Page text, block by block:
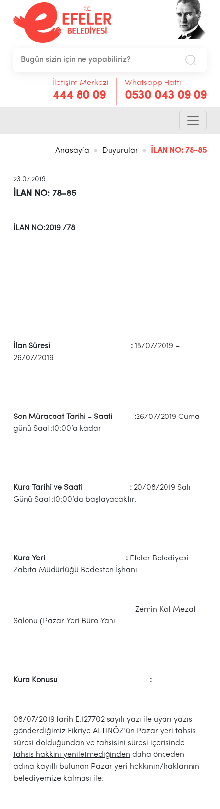
İletişim Merkezi
444 80 09
Whatsapp Hattı
0530 043 09 09
Anasayfa Duyurular İLAN NO: 78-85
23.07.2019
İLAN NO: 78-85
İLAN NO:2019 /78
İlan Süresi : 18/07/2019 –
26/07/2019
Son Müracaat Tarihi - Saati :26/07/2019 Cuma
günü Saat:10:00’a kadar
Kura Tarihi ve Saati : 20/08/2019 Salı
Günü Saat:10:00’da başlayacaktır.
Kura Yeri : Efeler Belediyesi
Zabıta Müdürlüğü Bedesten İşhanı
Zemin Kat Mezat
Salonu (Pazar Yeri Büro Yanı
Kura Konusu :
08/07/2019 tarih E.127702 sayılı yazı ile uyarı yazısı
gönderdiğimiz Fikriye ALTINÖZ’ün Pazar yeri tahsis
süresi dolduğundan ve tahsisini süresi içerisinde
tahsis hakkını yeniletmediğinden daha önceden
adına kayıtlı bulunan Pazar yeri hakkının/haklarının
belediyemize kalması ile;